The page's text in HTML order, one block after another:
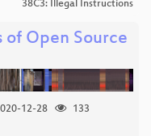
38C3: Illegal Instructions
of Open Source
12-28
133